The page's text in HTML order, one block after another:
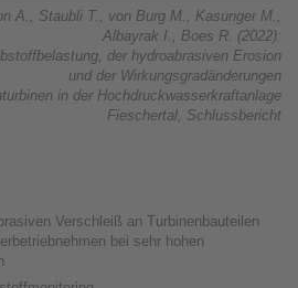
A., Staubli T., von Burg M., Kasunger M.,
Albayrak I., Boes R. (2022):
der hydroabrasiven Erosion
und der Wirkungsgradänderungen
in der Hochdruckwasserkraftanlage
Fieschertal, Schlussbericht
Verschleiß an Turbinenbauteilen
bei sehr hohen